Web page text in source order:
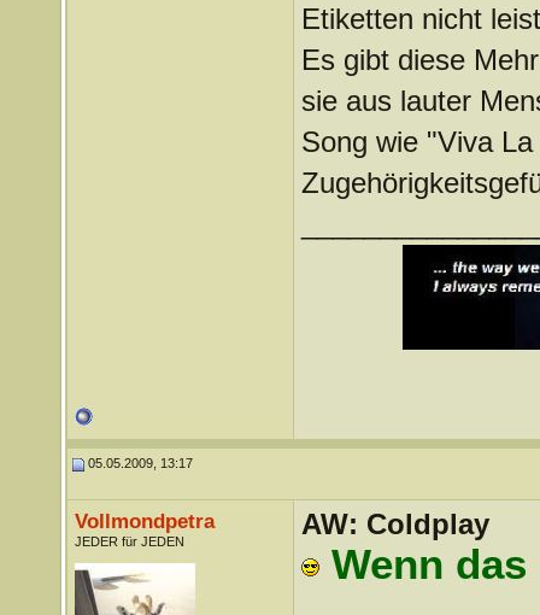
Etiketten nicht
Es gibt diese
sie aus lauter
Song wie "Viva
05.05.2009, 13:17
Vollmondpetra
JEDER für JEDEN
AW: Coldplay
Wenn das